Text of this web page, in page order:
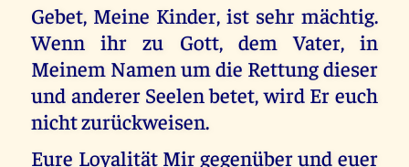
Gebet, Meine Kinder, ist sehr mächtig.
Wenn ihr zu Gott, dem Vater, in
Meinem Namen um die Rettung dieser
und anderer Seelen betet, wird Er euch
nicht zurückweisen.
Eure Loyalität Mir gegenüber und euer